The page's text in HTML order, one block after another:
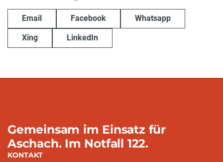
Email Facebook Whatsapp
Xing LinkedIn
Gemeinsam im Einsatz für
Aschach. Im Notfall 122.
KONTAKT